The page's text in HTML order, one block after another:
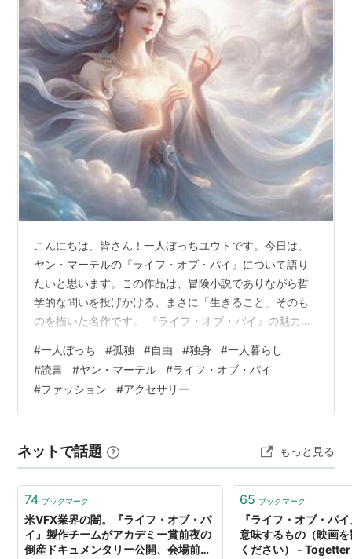
こんにちは、皆さん！一人ぼっちユウトです。今日は、
ヤン・マーテルの『ライフ・オブ・パイ』について語り
たいと思います。この作品は、冒険小説でありながら哲
学的な問いを投げかける、まさに「生きること」そのも
のを描いた名作です。 『ライフ・オブ・パイ』の魅力
洋上で漂流する物語です。彼の唯一の同伴者は――なん
とベンガルトラのリチャード・パーカー。人間と猛獣が
一つの救命ボートで生き延びようとする設定だけで、す
でに心をわしづかみにされます。マーテルの筆致は、冒
交ぜ、読者を深い思索へと誘います。 キャラクターの…
#一人ぼっち #孤独 #自由 #独身 #一人暮らし
#読書 #ヤン・マーテル #ライフ・オブ・パイ
#ファッション #アクセサリー
ネットで話題 もっと見る
74 ブックマーク
米VFX業界の闇。『ライフ・オブ・パ
イ』製作チームがアカデミー賞前夜の
倒産ドキュメンタリー公開、会場前で
65 ブックマーク
『ライフ・オブ・パ
意味するもの（映画
ください） - Togetter